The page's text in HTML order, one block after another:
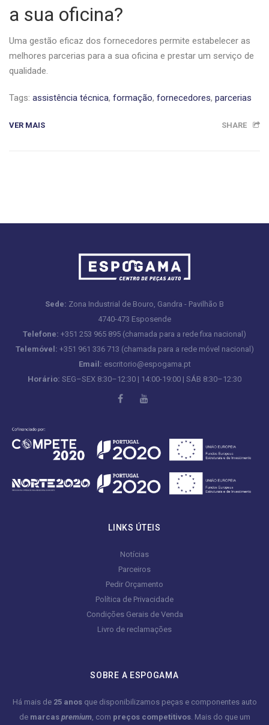
a sua oficina?
Uma gestão eficaz dos fornecedores permite estabelecer as
melhores parcerias para a sua oficina e prestar um serviço de
qualidade.
Tags: assistência técnica, formação, fornecedores, parcerias
VER MAIS SHARE
Sede: Zona Industrial de Bouro, Gandra - Pavilhão B
4740-473 Esposende
Telefone: +351 253 965 895 (chamada para a rede fixa nacional)
Telemóvel: +351 961 336 713 (chamada para a rede móvel nacional)
Email: escritorio@espogama.pt
Horário: SEG–SEX 8:30–12:30 | 14:00-19:00 | SÁB 8:30–12:30
LINKS ÚTEIS
Notícias
Parceiros
Pedir Orçamento
Política de Privacidade
Condições Gerais de Venda
Livro de reclamações
SOBRE A ESPOGAMA
Há mais de 25 anosque disponibilizamos peças e componentes auto
de marcas premium, com preços competitivos. Mais do que um